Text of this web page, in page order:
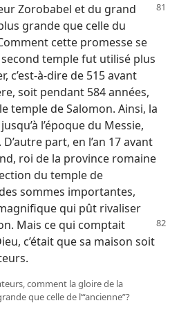
Zorobabel et du grand
grande que celle du
cette promesse se
second temple fut utilisé plus
c’est-à-dire de 515 avant
soit pendant 584 années,
temple de Salomon. Ainsi, la
l’époque du Messie,
part, en l’an 17 avant
roi de la province romaine
du temple de
sommes importantes,
qui pût rivaliser
Mais ce qui comptait
c’était que sa maison soit
comment la gloire de la
que celle de l’“ancienne”?